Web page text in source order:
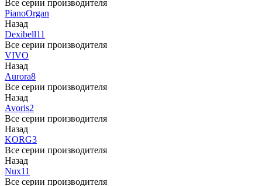
Все серии производителя
PianoOrgan
Назад
Dexibell11
Все серии производителя
VIVO
Назад
Aurora8
Все серии производителя
Назад
Avoris2
Все серии производителя
Назад
KORG3
Все серии производителя
Назад
Nux11
Все серии производителя